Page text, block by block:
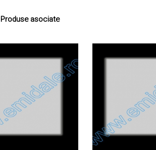
Produse asociate